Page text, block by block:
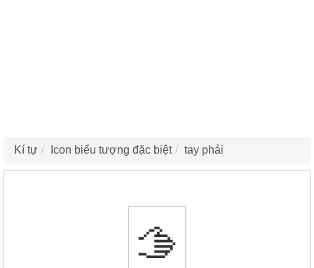
Kí tự Icon biểu tượng đặc biệt tay phải
🫱